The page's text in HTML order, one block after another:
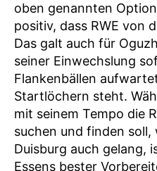
oben genannten
positiv, dass RWE von
Das galt auch für
seiner Einwechslung
Flankenbällen
Startlöchern steht.
mit seinem Tempo die
suchen und finden soll,
Duisburg auch gelang,
Essens bester